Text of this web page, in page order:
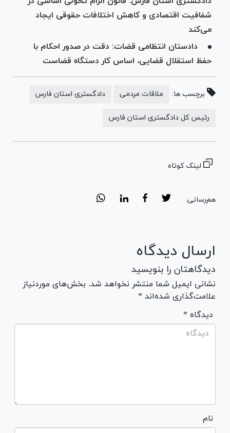
شفافیت اقتصادی و کاهش اختلافات حقوقی ایجاد
می‌کند
دادستان انتظامی قضات: دقت در صدور احکام با
حفظ استقلال قضایی، اساس کار دستگاه قضاست
برچسب ها: ملاقات مردمی دادگستری استان فارس
رئیس کل دادگستری استان فارس
لینک کوتاه
هم‌رسانی:
ارسال دیدگاه
دیدگاهتان را بنویسید
نشانی ایمیل شما منتشر نخواهد شد. بخش‌های موردنیاز
علامت‌گذاری شده‌اند *
* دیدگاه
نام